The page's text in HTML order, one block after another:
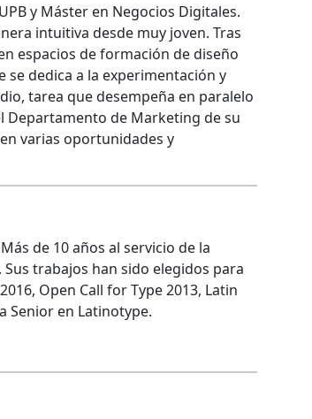
y Máster en Negocios Digitales.
intuitiva desde muy joven. Tras
espacios de formación de diseño
dedica a la experimentación y
tarea que desempeña en paralelo
Departamento de Marketing de su
varias oportunidades y
de 10 años al servicio de la
Sus trabajos han sido elegidos para
Open Call for Type 2013, Latin
Senior en Latinotype.